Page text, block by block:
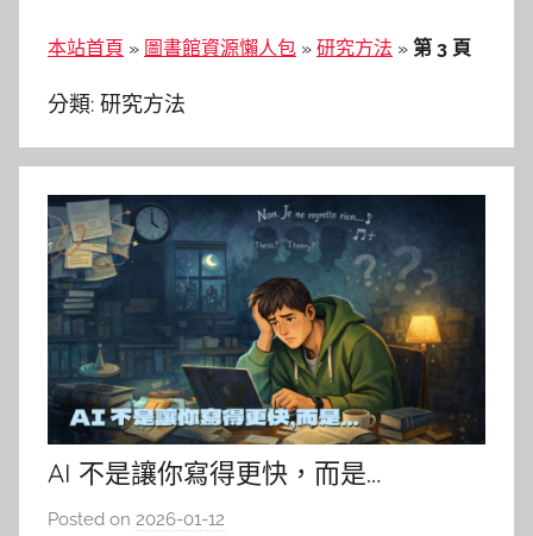
本站首頁 » 圖書館資源懶人包 » 研究方法 » 第 3 頁
分類: 研究方法
AI 不是讓你寫得更快，而是…
Posted on 2026-01-12